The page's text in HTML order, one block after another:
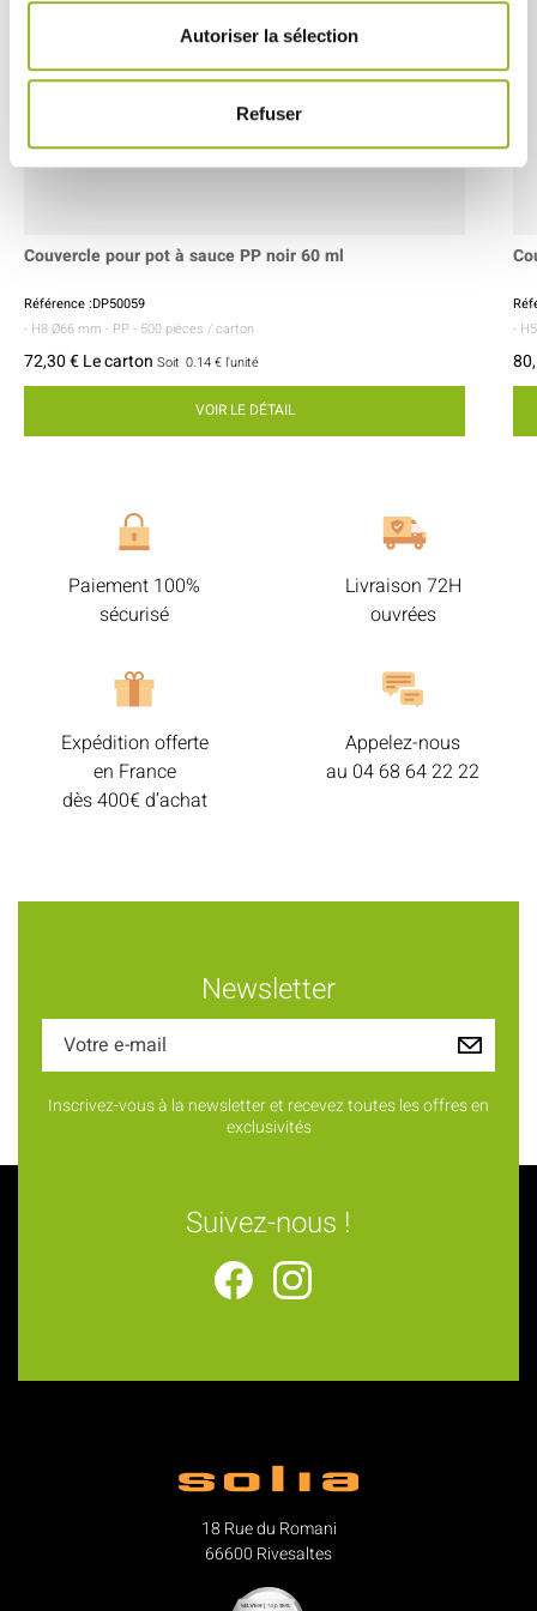
Autoriser la sélection
Refuser
Couvercle pour pot à sauce PP noir 60 ml
Référence :DP50059
- H8 Ø66 mm - PP - 500 pièces / carton
72,30 € Le carton Soit 0.14 € l'unité
VOIR LE DÉTAIL
-
Paiement 100%
sécurisé
Livraison 72H
ouvrées
Expédition offerte
en France
dès 400€ d’achat
Appelez-nous
au 04 68 64 22 22
Newsletter
Inscrivez-vous à la newsletter et recevez toutes les offres en
exclusivités
Suivez-nous !
18 Rue du Romani
66600 Rivesaltes